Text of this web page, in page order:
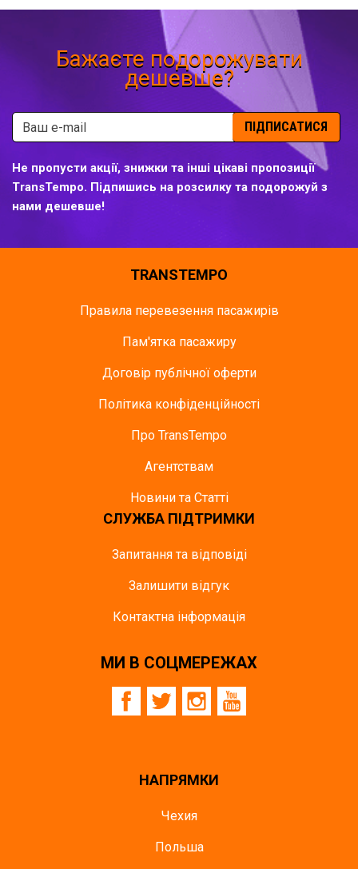
Бажаєте подорожувати
дешевше?
ПІДПИСАТИСЯ
Не пропусти акції, знижки та інші цікаві пропозиції
TransTempo. Підпишись на розсилку та подорожуй з
нами дешевше!
TRANSTEMPO
Правила перевезення пасажирів
Пам'ятка пасажиру
Договір публічної оферти
Політика конфіденційності
Про TransTempo
Агентствам
Новини та Статті
СЛУЖБА ПІДТРИМКИ
Запитання та відповіді
Залишити відгук
Контактна інформація
МИ В СОЦМЕРЕЖАХ
НАПРЯМКИ
Чехия
Польша